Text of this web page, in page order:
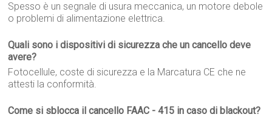
Spesso è un segnale di usura meccanica, un motore debole
o problemi di alimentazione elettrica.
Quali sono i dispositivi di sicurezza che un cancello deve
avere?
Fotocellule, coste di sicurezza e la Marcatura CE che ne
attesti la conformità.
Come si sblocca il cancello FAAC - 415 in caso di blackout?